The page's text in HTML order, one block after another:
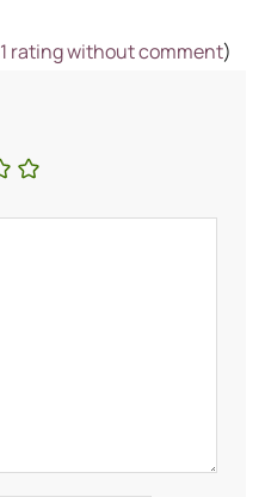
1 rating without comment)